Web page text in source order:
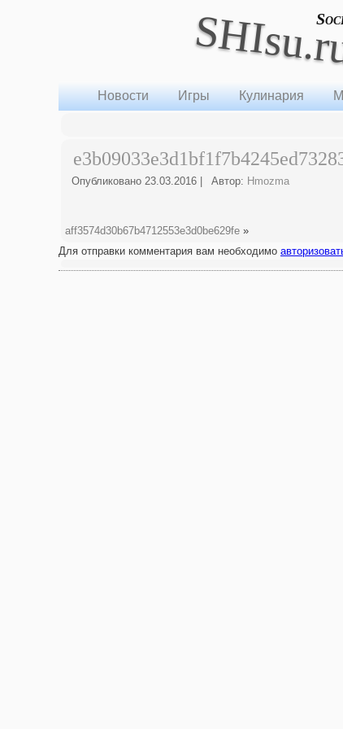
Новости Игры Кулинария
Опубликовано 23.03.2016 Автор: Hmozma
aff3574d30b67b4712553e3d0be629fe »
Для отправки комментария вам необходимо